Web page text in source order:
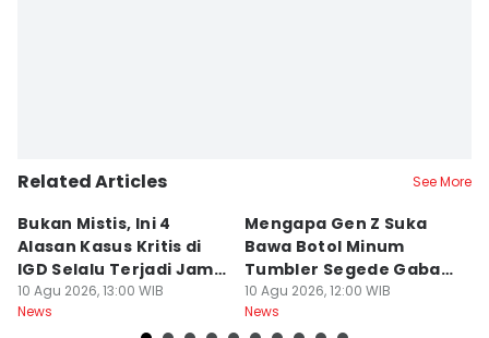
Related Articles See More
Bukan Mistis, Ini 4
Alasan Kasus Kritis di
IGD Selalu Terjadi Jam 3
Pagi: Misteri?
10 Agu 2026, 13:00 WIB
News
Mengapa Gen Z Suka
Bawa Botol Minum
Tumbler Segede Gaban
ke Meja Meeting? Ini
Fakta Uniknya
10 Agu 2026, 12:00 WIB
News